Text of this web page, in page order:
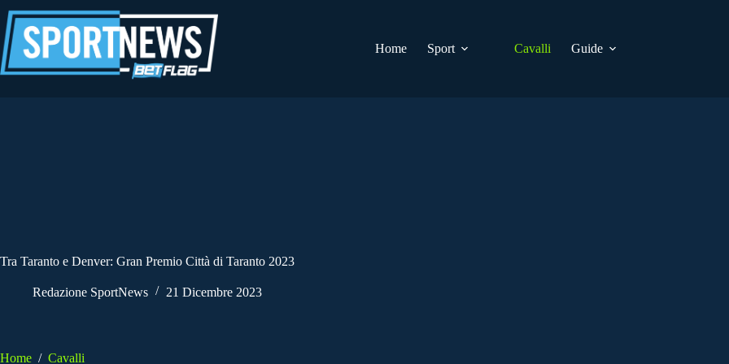
al
contenuto
Home
Sport Cavalli Guide
Tra Taranto e Denver: Gran Premio Città di Taranto 2023
Redazione SportNews 21 Dicembre 2023
Home / Cavalli